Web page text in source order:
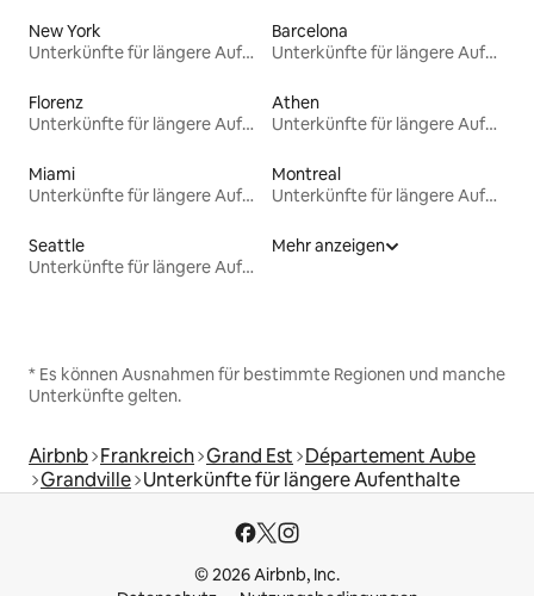
New York
Unterkünfte für längere Aufenthalte
Barcelona
Unterkünfte für längere Aufenthalte
Florenz
Unterkünfte für längere Aufenthalte
Athen
Unterkünfte für längere Aufenthalte
Miami
Unterkünfte für längere Aufenthalte
Montreal
Unterkünfte für längere Aufenthalte
Seattle
Unterkünfte für längere Aufenthalte
Mehr anzeigen
* Es können Ausnahmen für bestimmte Regionen und manche
Unterkünfte gelten.
Airbnb Frankreich Grand Est Département Aube
Grandville Unterkünfte für längere Aufenthalte
© 2026 Airbnb, Inc.